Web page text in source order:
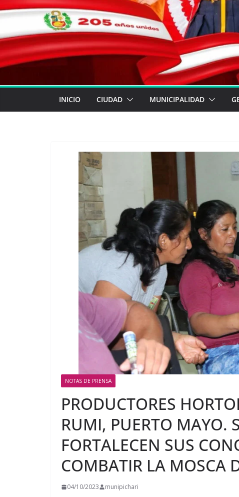
INICIO CIUDAD MUNICIPALIDAD
NOTAS DE PRENSA
PRODUCTORES
RUMI, PUERTO MAYO.
FORTALECEN SUS
COMBATIR LA MOSCA
04/10/2023 munipichari